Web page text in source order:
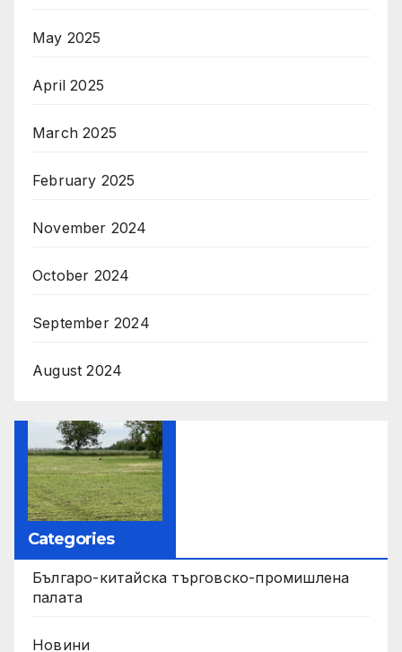
May 2025
April 2025
March 2025
February 2025
November 2024
October 2024
September 2024
August 2024
Categories
Българо-китайска търговско-промишлена
палата
Новини